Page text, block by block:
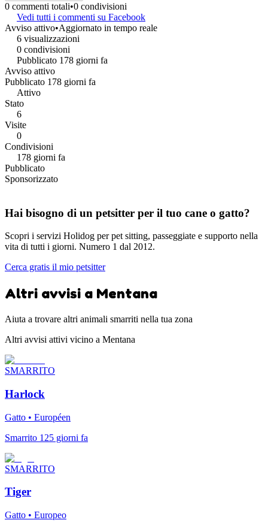
0 commenti totali•0 condivisioni
Vedi tutti i commenti su Facebook
Avviso attivo•Aggiornato in tempo reale
6 visualizzazioni
0 condivisioni
Pubblicato 178 giorni fa
Avviso attivo
Pubblicato 178 giorni fa
Attivo
Stato
6
Visite
0
Condivisioni
178 giorni fa
Pubblicato
Sponsorizzato
Hai bisogno di un petsitter per il tuo cane o gatto?
Scopri i servizi Holidog per pet sitting, passeggiate e supporto nella
vita di tutti i giorni. Numero 1 dal 2012.
Cerca gratis il mio petsitter
Altri avvisi a Mentana
Aiuta a trovare altri animali smarriti nella tua zona
Altri avvisi attivi vicino a Mentana
SMARRITO
Harlock
Gatto • Européen
Smarrito 125 giorni fa
SMARRITO
Tiger
Gatto • Europeo